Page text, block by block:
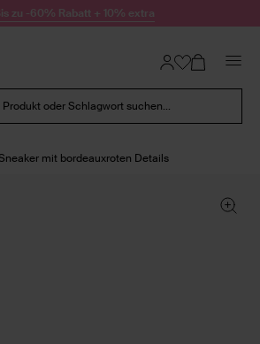
zu -60% Rabatt + 10% extra
oder Schlagwort suchen...
mit bordeauxroten Details